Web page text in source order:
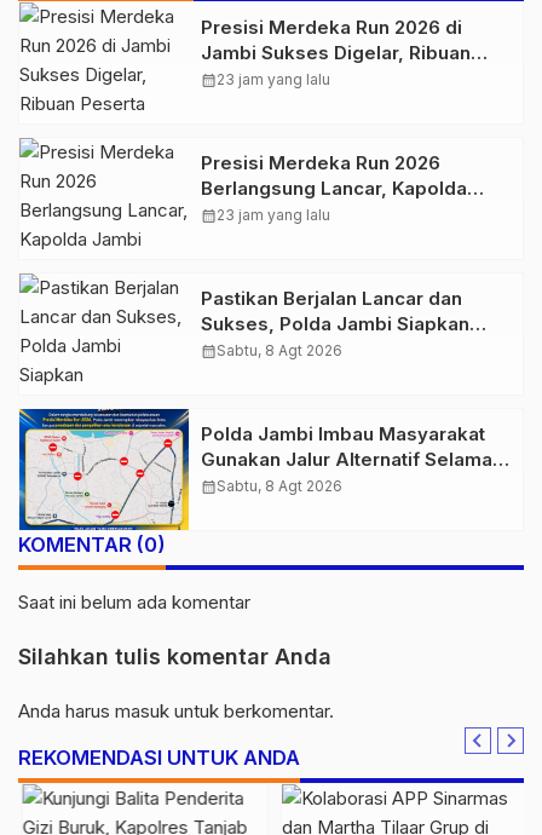
Presisi Merdeka Run 2026 di
Jambi Sukses Digelar, Ribuan
Peserta Ramaikan Event Nasional
calendar_month23 jam yang lalu
Presisi Merdeka Run 2026
Berlangsung Lancar, Kapolda
Jambi Ucapkan Terimakasih dan
calendar_month23 jam yang lalu
Pastikan Berjalan Lancar dan
Sukses, Polda Jambi Siapkan
Pengamanan Berlapis untuk 8.750
calendar_monthSabtu, 8 Agt 2026
Polda Jambi Imbau Masyarakat
Gunakan Jalur Alternatif Selama
Pelaksanaan Presisi Merdeka Run
calendar_monthSabtu, 8 Agt 2026
KOMENTAR (0)
Saat ini belum ada komentar
Silahkan tulis komentar Anda
Anda harus masuk untuk berkomentar.
REKOMENDASI UNTUK ANDA